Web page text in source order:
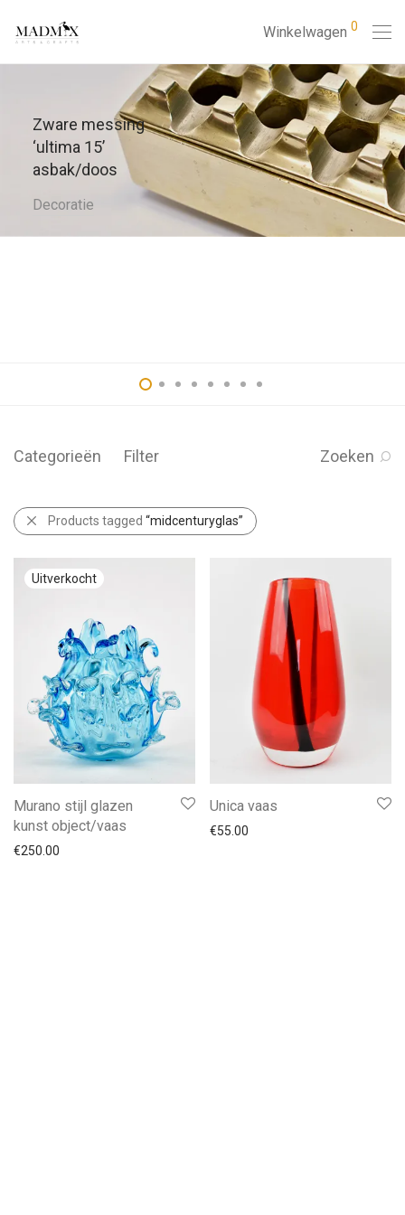
Winkelwagen 0
Zware messing
‘ultima 15’
asbak/doos
Decoratie
Categorieën Filter Zoeken
Products tagged “midcenturyglas”
Murano stijl glazen
kunst object/vaas
€250.00
Unica vaas
€55.00